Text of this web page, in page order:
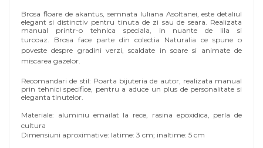
Brosa floare de akantus, semnata Iuliana Asoltanei, este detaliul
elegant si distinctiv pentru tinuta de zi sau de seara. Realizata
manual printr-o tehnica speciala, in nuante de lila si
turcoaz. Brosa face parte din colectia Naturalia ce spune o
poveste despre gradini verzi, scaldate in soare si animate de
miscarea gazelor.
Recomandari de stil: Poarta bijuteria de autor, realizata manual
prin tehnici specifice, pentru a aduce un plus de personalitate si
eleganta tinutelor.
Materiale: aluminiu emailat la rece, rasina epoxidica, perla de
cultura
Dimensiuni aproximative: latime: 3 cm; inaltime: 5 cm